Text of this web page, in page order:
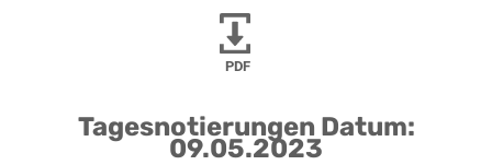
PDF
Tagesnotierungen Datum:
09.05.2023